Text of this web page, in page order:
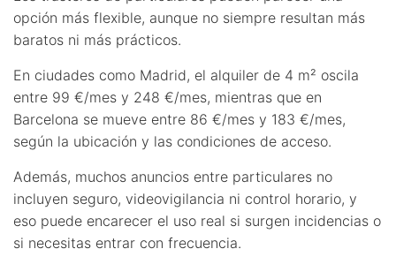
opción más flexible, aunque no siempre resultan más
baratos ni más prácticos.
En ciudades como Madrid, el alquiler de 4 m² oscila
entre 99 €/mes y 248 €/mes, mientras que en
Barcelona se mueve entre 86 €/mes y 183 €/mes,
según la ubicación y las condiciones de acceso.
Además, muchos anuncios entre particulares no
incluyen seguro, videovigilancia ni control horario, y
eso puede encarecer el uso real si surgen incidencias o
si necesitas entrar con frecuencia.